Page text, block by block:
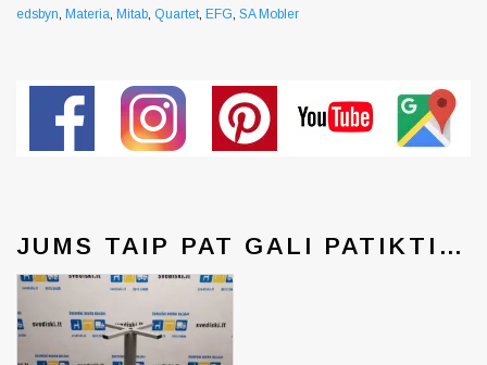
edsbyn, Materia, Mitab, Quartet, EFG, SA Mobler
JUMS TAIP PAT GALI PATIKTI…